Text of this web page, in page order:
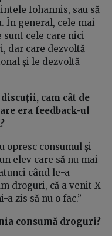
Iohannis, sau să
În general, cele mai
cele care nici
dar care dezvoltă
și le dezvoltă
cam cât de
era feedback-ul
opresc consumul și
elev care să nu mai
când le-a
droguri, că a venit X
zis să nu o fac.”
consumă droguri?